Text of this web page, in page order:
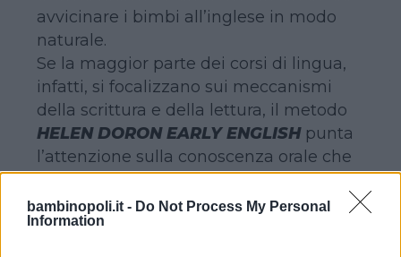
bambinopoli.it - Do Not Process My Personal
Information
avvicinare i bimbi all’inglese in modo
naturale.
Se la maggior parte dei corsi di lingua,
infatti, si focalizzano sui meccanismi
della scrittura e della lettura, il metodo
HELEN DORON EARLY ENGLISHpunta
l’attenzione sulla conoscenza orale che
rappresenta, appunto, il modo più
naturale per accostarsi a una
lingua/linguaggio (a questo proposito,